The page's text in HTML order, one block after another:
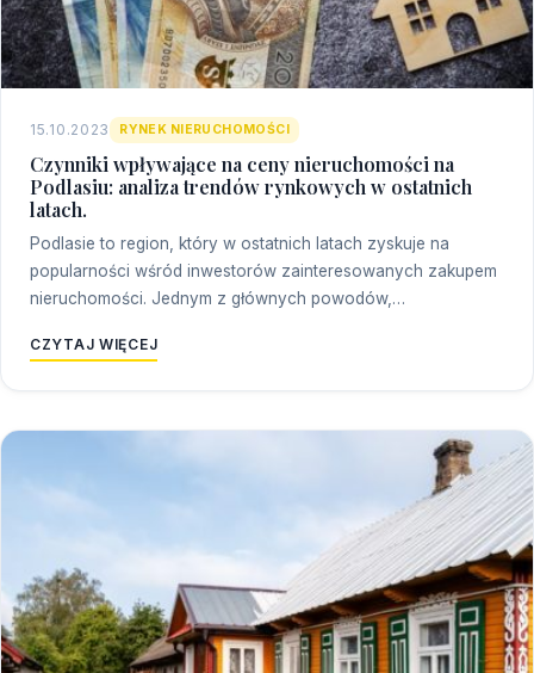
15.10.2023 RYNEK NIERUCHOMOŚCI
Czynniki wpływające na ceny nieruchomości na
Podlasiu: analiza trendów rynkowych w ostatnich
latach.
Podlasie to region, który w ostatnich latach zyskuje na
popularności wśród inwestorów zainteresowanych zakupem
nieruchomości. Jednym z głównych powodów,…
CZYTAJ WIĘCEJ